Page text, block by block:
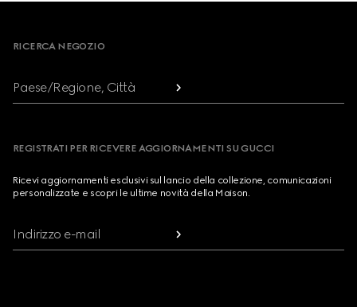
RICERCA NEGOZIO
Paese/Regione, Città
REGISTRATI PER RICEVERE AGGIORNAMENTI SU GUCCI
Ricevi aggiornamenti esclusivi sul lancio della collezione, comunicazioni
personalizzate e scopri le ultime novità della Maison.
Indirizzo e-mail